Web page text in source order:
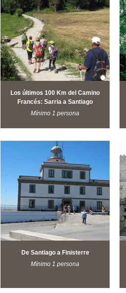
Los últimos 100 Km del Camino
Francés: Sarria a Santiago
Mínimo 1 persona
De Santiago a Finisterre
Mínimo 1 persona